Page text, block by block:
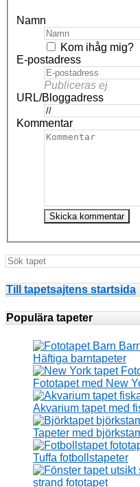
Namn
Kom ihåg mig?
E-postadress
Publiceras ej
URL/Bloggadress
Kommentar
Till tapetsajtens startsida
Populära tapeter
Häftiga barntapeter
Fototapet med New
Akvarium tapet med
Tapeter med
Tuffa fotbollstapeter